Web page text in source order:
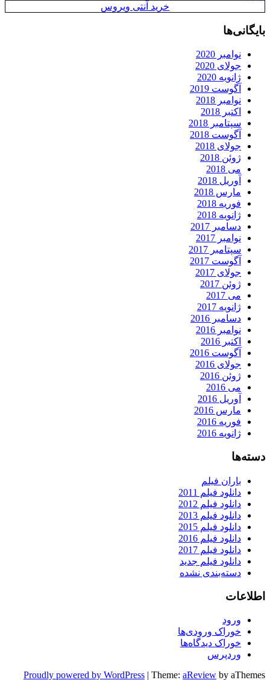
خرید آنتی ویروس
بایگانی‌ها
نوامبر 2020
جولای 2020
ژانویه 2020
آگوست 2019
نوامبر 2018
اکتبر 2018
سپتامبر 2018
آگوست 2018
جولای 2018
ژوئن 2018
می 2018
آوریل 2018
مارس 2018
فوریه 2018
ژانویه 2018
دسامبر 2017
نوامبر 2017
سپتامبر 2017
آگوست 2017
جولای 2017
ژوئن 2017
می 2017
ژانویه 2017
دسامبر 2016
نوامبر 2016
اکتبر 2016
آگوست 2016
جولای 2016
ژوئن 2016
می 2016
آوریل 2016
مارس 2016
فوریه 2016
ژانویه 2016
دسته‌ها
باران فیلم
دانلود فیلم 2011
دانلود فیلم 2012
دانلود فیلم 2013
دانلود فیلم 2015
دانلود فیلم 2016
دانلود فیلم 2017
دانلود فیلم جدید
دسته‌بندی نشده
اطلاعات
ورود
خوراک ورودی‌ها
خوراک دیدگاه‌ها
وردپرس
Proudly powered by WordPress | Theme: aReview by aThemes